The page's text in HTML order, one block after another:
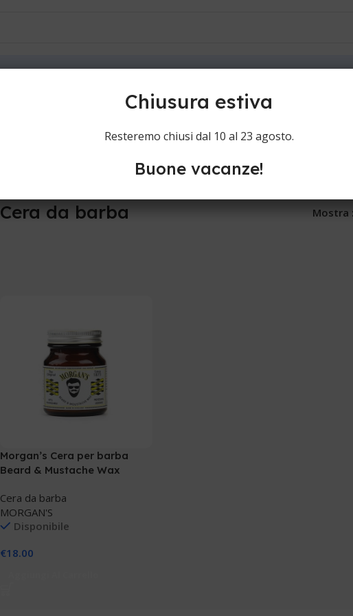
Cera da barba Mostra
Morgan’s Cera per barba
Beard & Mustache Wax
Cera da barba
MORGAN'S
Disponibile
€18.00
Chiusura estiva
Resteremo chiusi dal 10 al 23 agosto.
Buone vacanze!